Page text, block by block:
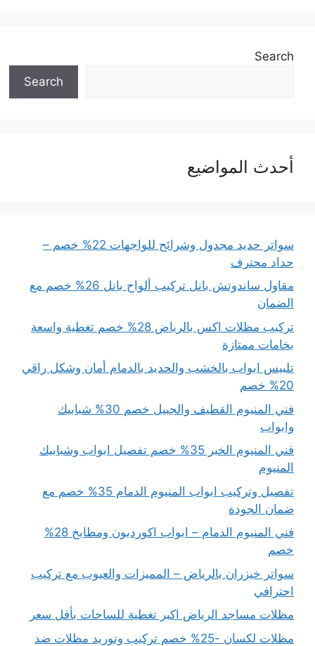
Search
Search
أحدث المواضيع
سواتر حديد مجدول وشرائح للواجهات 22% خصم –
حداد محترف
مقاول ساندوتش بانل تركيب ألواح بانل 26% خصم مع
الضمان
تركيب مظلات اكس بالرياض 28% خصم تغطية واسعة
بخامات ممتازة
تلبيس ابواب بالخشب والحديد بالدمام أمان وشكل راقي
20% خصم
فني المنيوم القطيف والجبيل خصم 30% شبابيك
وابواب
فني المنيوم الخبر 35% خصم تفصيل ابواب وشبابيك
المنيوم
تفصيل وتركيب ابواب المنيوم الدمام 35% خصم مع
ضمان الجودة
فني المنيوم الدمام – ابواب اكورديون ومطابخ 28%
خصم
سواتر خيزران بالرياض – المميزات والعيوب مع تركيب
احترافي
مظلات مساجد الرياض اكبر تغطية للساحات بأقل سعر
مظلات لكسان -25% خصم تركيب وتوريد مظلات ضد